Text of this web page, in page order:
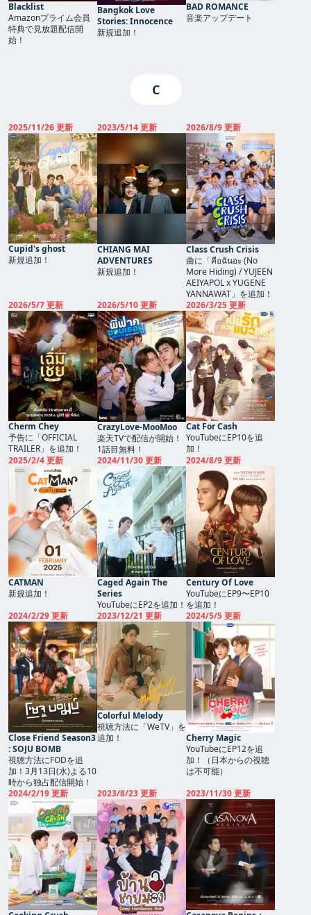
Blacklist
Amazonプライム会員
特典で見放題配信開
始！
Bangkok Love
Stories: Innocence
新規追加！
BAD ROMANCE
音楽アップデート
C
2025/11/26 更新
Cupid's ghost
新規追加！
2023/5/14 更新
CHIANG MAI
ADVENTURES
新規追加！
2026/8/9 更新
Class Crush Crisis
曲に「คือฉันอะ (No
More Hiding) / YUJEEN
AEIYAPOL x YUGENE
YANNAWAT」を追加！
2026/5/7 更新
Cherm Chey
予告に「OFFICIAL
TRAILER」を追加！
2026/5/10 更新
CrazyLove-MooMoo
楽天TVで配信が開始！
1話目無料！
2026/3/25 更新
Cat For Cash
YouTubeにEP10を追
加！
2025/2/4 更新
CATMAN
新規追加！
2024/11/30 更新
Caged Again The
Series
YouTubeにEP2を追加！
2024/8/9 更新
Century Of Love
YouTubeにEP9〜EP10
を追加！
2024/2/29 更新
Close Friend Season3
: SOJU BOMB
視聴方法にFODを追
加！3月13日(水)よる10
時から独占配信開始！
2023/12/21 更新
Colorful Melody
視聴方法に「WeTV」を
追加！
2024/5/5 更新
Cherry Magic
YouTubeにEP12を追
加！（日本からの視聴
は不可能）
2024/2/19 更新
2023/8/23 更新 2023/11/30 更新